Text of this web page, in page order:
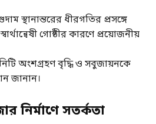
স্থানান্তরের ধীরগতির প্রসঙ্গে
গোষ্ঠীর কারণে প্রয়োজনীয়
অংশগ্রহণ বৃদ্ধি ও সবুজায়নকে
জানান।
নির্মাণে সতর্কতা